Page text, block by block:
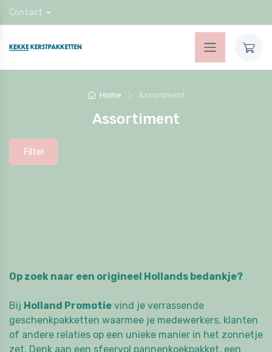
Contact
Home Assortiment
Assortiment
Filter
Op zoek naar een origineel Hollands bedankje?
Bij Holland Promotie vind je verrassende
geschenkpakketten waarmee je medewerkers, klanten
of andere relaties op een unieke manier in het zonnetje
zet. Denk aan een sfeervol pannenkoekpakket, een